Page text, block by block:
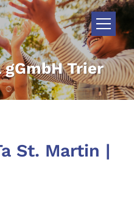
Trier
St. Martin |